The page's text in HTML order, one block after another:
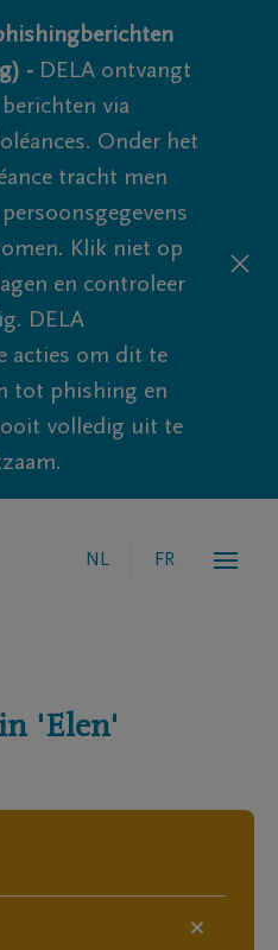
- DELA ontvangt
via
Onder het
tracht men
Klik niet op
en controleer
DELA
acties om dit te
tot phishing en
volledig uit te
NL FR
'Elen'
×